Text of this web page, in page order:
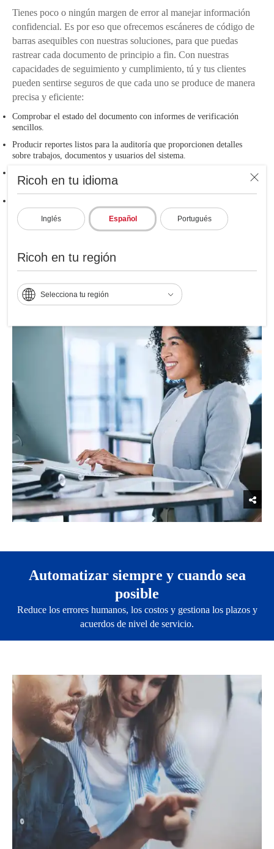
Ricoh en tu idioma
Inglés Español Portugués
Ricoh en tu región
Selecciona tu región
Tienes poco o ningún margen de error al manejar información
confidencial. Es por eso que ofrecemos escáneres de código de
barras asequibles con nuestras soluciones, para que puedas
rastrear cada documento de principio a fin. Con nuestras
capacidades de seguimiento y cumplimiento, tú y tus clientes
pueden sentirse seguros de que cada uno se produce de manera
precisa y eficiente:
Comprobar el estado del documento con informes de verificación
sencillos.
Producir reportes listos para la auditoría que proporcionen detalles
sobre trabajos, documentos y usuarios del sistema.
manipular para acelerar la producción.
si otro problema afecta a uno o más documentos.
Mejor preparado para emergencias. Tu negocio como siempre
Automatizar siempre y cuando sea
posible
Reduce los errores humanos, los costos y gestiona los plazos y
acuerdos de nivel de servicio.